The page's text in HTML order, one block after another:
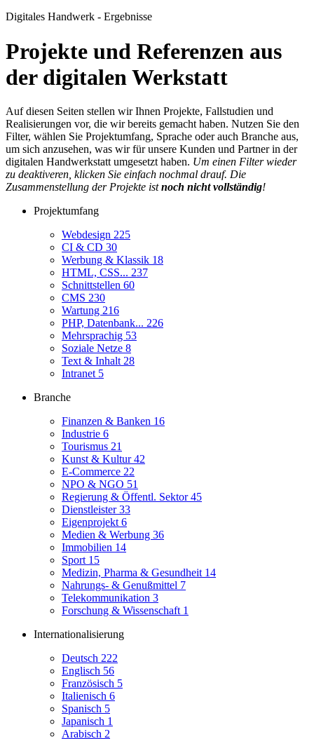
Digitales Handwerk - Ergebnisse
Projekte und Referenzen aus
der digitalen Werkstatt
Auf diesen Seiten stellen wir Ihnen Projekte, Fallstudien und
Realisierungen vor, die wir bereits gemacht haben. Nutzen Sie den
Filter, wählen Sie Projektumfang, Sprache oder auch Branche aus,
um sich anzusehen, was wir für unsere Kunden und Partner in der
digitalen Handwerkstatt umgesetzt haben. Um einen Filter wieder
zu deaktiveren, klicken Sie einfach nochmal drauf. Die
Zusammenstellung der Projekte istnoch nicht vollständig!
Projektumfang
Webdesign 225
CI & CD 30
Werbung & Klassik 18
HTML, CSS... 237
Schnittstellen 60
CMS 230
Wartung 216
PHP, Datenbank... 226
Mehrsprachig 53
Soziale Netze 8
Text & Inhalt 28
Intranet 5
Branche
Finanzen & Banken 16
Industrie 6
Tourismus 21
Kunst & Kultur42
E-Commerce 22
NPO & NGO 51
Regierung & Öffentl. Sektor45
Dienstleister33
Eigenprojekt 6
Medien & Werbung 36
Immobilien 14
Sport 15
Medizin, Pharma & Gesundheit 14
Nahrungs- & Genußmittel 7
Telekommunikation 3
Forschung & Wissenschaft 1
Internationalisierung
Deutsch 222
Englisch 56
Französisch 5
Italienisch 6
Spanisch 5
Japanisch 1
Arabisch 2